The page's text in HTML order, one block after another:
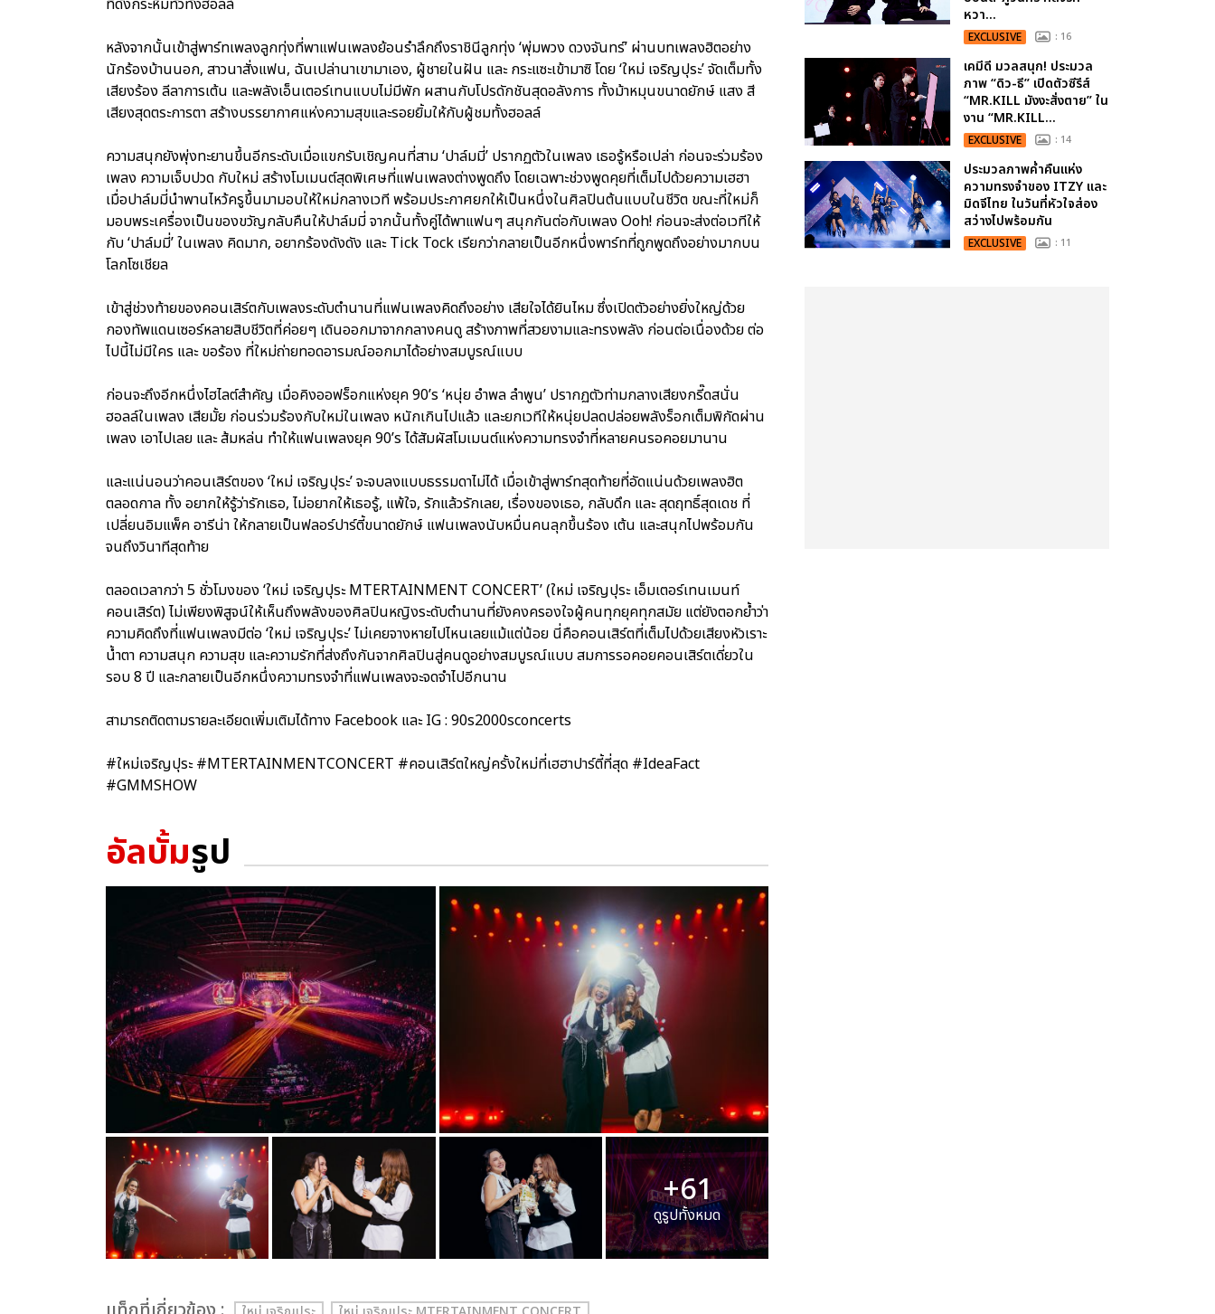
หลังจากนั้นเข้าสู่พาร์ทเพลงลูกทุ่งที่พาแฟนเพลงย้อนรำลึกถึงราชินีลูกทุ่ง ‘พุ่มพวง ดวงจันทร์’ ผ่านบทเพลงฮิตอย่าง
นักร้องบ้านนอก, สาวนาสั่งแฟน, ฉันเปล่านาเขามาเอง, ผู้ชายในฝัน และ กระแซะเข้ามาซิ โดย ‘ใหม่ เจริญปุระ’ จัดเต็มทั้ง
เสียงร้อง ลีลาการเต้น และพลังเอ็นเตอร์เทนแบบไม่มีพัก ผสานกับโปรดักชันสุดอลังการ ทั้งม้าหมุนขนาดยักษ์ แสง สี
เสียงสุดตระการตา สร้างบรรยากาศแห่งความสุขและรอยยิ้มให้กับผู้ชมทั้งฮอลล์
ความสนุกยังพุ่งทะยานขึ้นอีกระดับเมื่อแขกรับเชิญคนที่สาม ‘ปาล์มมี่’ ปรากฏตัวในเพลง เธอรู้หรือเปล่า ก่อนจะร่วมร้อง
เพลง ความเจ็บปวด กับใหม่ สร้างโมเมนต์สุดพิเศษที่แฟนเพลงต่างพูดถึง โดยเฉพาะช่วงพูดคุยที่เต็มไปด้วยความเฮฮา
เมื่อปาล์มมี่นำพานไหว้ครูขึ้นมามอบให้ใหม่กลางเวที พร้อมประกาศยกให้เป็นหนึ่งในศิลปินต้นแบบในชีวิต ขณะที่ใหม่ก็
มอบพระเครื่องเป็นของขวัญกลับคืนให้ปาล์มมี่ จากนั้นทั้งคู่ได้พาแฟนๆ สนุกกันต่อกับเพลง Ooh! ก่อนจะส่งต่อเวทีให้
กับ ‘ปาล์มมี่’ ในเพลง คิดมาก, อยากร้องดังดัง และ Tick Tock เรียกว่ากลายเป็นอีกหนึ่งพาร์ทที่ถูกพูดถึงอย่างมากบน
โลกโซเชียล
เข้าสู่ช่วงท้ายของคอนเสิร์ตกับเพลงระดับตำนานที่แฟนเพลงคิดถึงอย่าง เสียใจได้ยินไหม ซึ่งเปิดตัวอย่างยิ่งใหญ่ด้วย
กองทัพแดนเซอร์หลายสิบชีวิตที่ค่อยๆ เดินออกมาจากกลางคนดู สร้างภาพที่สวยงามและทรงพลัง ก่อนต่อเนื่องด้วย ต่อ
ไปนี้ไม่มีใคร และ ขอร้อง ที่ใหม่ถ่ายทอดอารมณ์ออกมาได้อย่างสมบูรณ์แบบ
ก่อนจะถึงอีกหนึ่งไฮไลต์สำคัญ เมื่อคิงออฟร็อกแห่งยุค 90’s ‘หนุ่ย อำพล ลำพูน’ ปรากฏตัวท่ามกลางเสียงกรี๊ดสนั่น
ฮอลล์ในเพลง เสียมั้ย ก่อนร่วมร้องกับใหม่ในเพลง หนักเกินไปแล้ว และยกเวทีให้หนุ่ยปลดปล่อยพลังร็อกเต็มพิกัดผ่าน
เพลง เอาไปเลย และ ส้มหล่น ทำให้แฟนเพลงยุค 90’s ได้สัมผัสโมเมนต์แห่งความทรงจำที่หลายคนรอคอยมานาน
และแน่นอนว่าคอนเสิร์ตของ ‘ใหม่ เจริญปุระ’ จะจบลงแบบธรรมดาไม่ได้ เมื่อเข้าสู่พาร์ทสุดท้ายที่อัดแน่นด้วยเพลงฮิต
ตลอดกาล ทั้ง อยากให้รู้ว่ารักเธอ, ไม่อยากให้เธอรู้, แพ้ใจ, รักแล้วรักเลย, เรื่องของเธอ, กลับดึก และ สุดฤทธิ์สุดเดช ที่
เปลี่ยนอิมแพ็ค อารีน่า ให้กลายเป็นฟลอร์ปาร์ตี้ขนาดยักษ์ แฟนเพลงนับหมื่นคนลุกขึ้นร้อง เต้น และสนุกไปพร้อมกัน
จนถึงวินาทีสุดท้าย
ตลอดเวลากว่า 5 ชั่วโมงของ ‘ใหม่ เจริญปุระ MTERTAINMENT CONCERT’ (ใหม่ เจริญปุระ เอ็มเตอร์เทนเมนท์
คอนเสิร์ต) ไม่เพียงพิสูจน์ให้เห็นถึงพลังของศิลปินหญิงระดับตำนานที่ยังคงครองใจผู้คนทุกยุคทุกสมัย แต่ยังตอกย้ำว่า
ความคิดถึงที่แฟนเพลงมีต่อ ‘ใหม่ เจริญปุระ’ ไม่เคยจางหายไปไหนเลยแม้แต่น้อย นี่คือคอนเสิร์ตที่เต็มไปด้วยเสียงหัวเราะ
น้ำตา ความสนุก ความสุข และความรักที่ส่งถึงกันจากศิลปินสู่คนดูอย่างสมบูรณ์แบบ สมการรอคอยคอนเสิร์ตเดี่ยวใน
รอบ 8 ปี และกลายเป็นอีกหนึ่งความทรงจำที่แฟนเพลงจะจดจำไปอีกนาน
สามารถติดตามรายละเอียดเพิ่มเติมได้ทาง Facebook และ IG : 90s2000sconcerts
#ใหม่เจริญปุระ #MTERTAINMENTCONCERT #คอนเสิร์ตใหญ่ครั้งใหม่ที่เฮฮาปาร์ตี้ที่สุด #IdeaFact
#GMMSHOW
อัลบั้มรูป
+61
ดูรูปทั้งหมด
หวา...
EXCLUSIVE : 16
เคมีดี มวลสนุก! ประมวล
ภาพ “ดิว-ธี” เปิดตัวซีรีส์
“MR.KILL มังงะสั่งตาย” ใน
งาน “MR.KILL...
EXCLUSIVE : 14
ประมวลภาพค่ำคืนแห่ง
ความทรงจำของ ITZY และ
มิดจีไทย ในวันที่หัวใจส่อง
สว่างไปพร้อมกัน
EXCLUSIVE : 11